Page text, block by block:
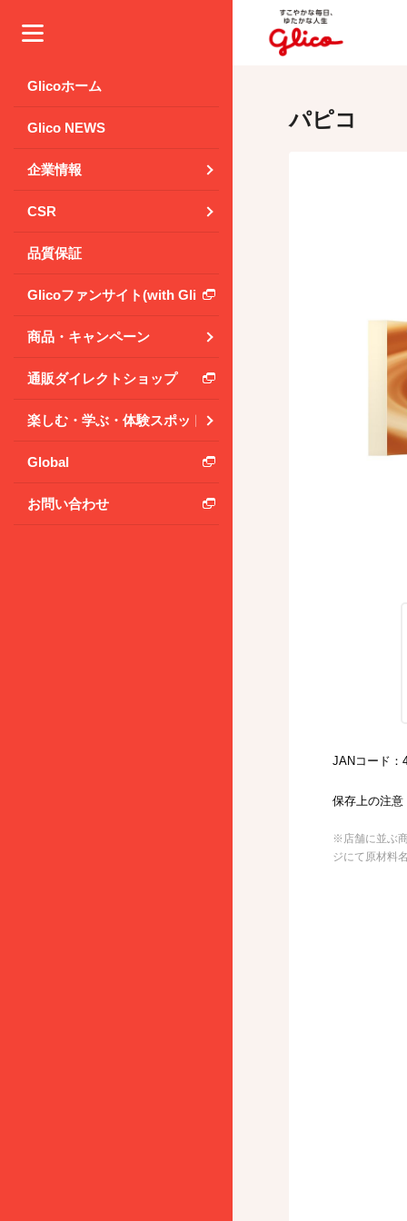
Glicoホーム
Glico NEWS
企業情報
CSR
品質保証
Glicoファンサイト(with Glico Park)
商品・キャンペーン
通販ダイレクトショップ
楽しむ・学ぶ・体験スポット
Global
お問い合わせ
パピコ
JANコード：
保存上の注
※店舗に並ぶ
ジにて原材料